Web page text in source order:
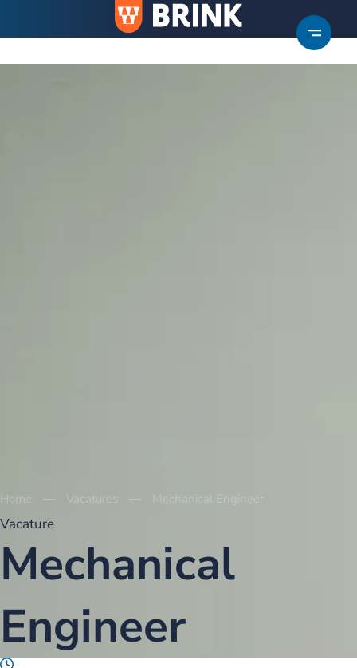
Home
Vacature
Mechanical
Engineer